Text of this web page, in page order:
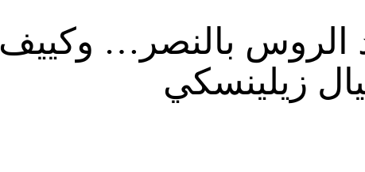
الروس بالنصر… وكييف
زيلينسكي